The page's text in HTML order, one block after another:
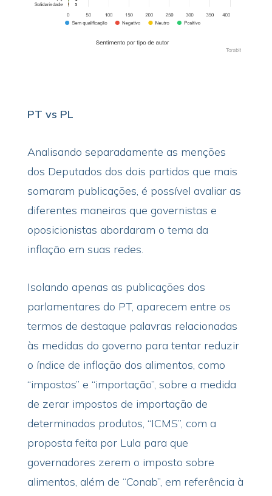
PT vs PL
Analisando separadamente as menções
dos Deputados dos dois partidos que mais
somaram publicações, é possível avaliar as
diferentes maneiras que governistas e
oposicionistas abordaram o tema da
inflação em suas redes.
Isolando apenas as publicações dos
parlamentares do PT, aparecem entre os
termos de destaque palavras relacionadas
às medidas do governo para tentar reduzir
o índice de inflação dos alimentos, como
“impostos” e “importação”, sobre a medida
de zerar impostos de importação de
determinados produtos, “ICMS”, com a
proposta feita por Lula para que
governadores zerem o imposto sobre
alimentos, além de “Conab”, em referência à